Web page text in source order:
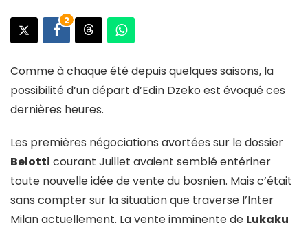
2
Comme à chaque été depuis quelques saisons, la
possibilité d’un départ d’Edin Dzeko est évoqué ces
dernières heures.
Les premières négociations avortées sur le dossier
Belotti courant Juillet avaient semblé entériner
toute nouvelle idée de vente du bosnien. Mais c’était
sans compter sur la situation que traverse l’Inter
Milan actuellement. La vente imminente de Lukaku